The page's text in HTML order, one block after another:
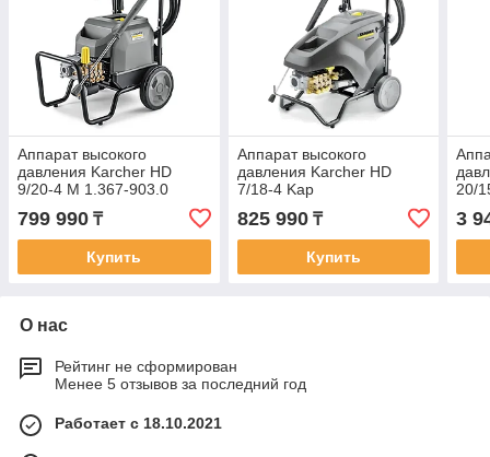
Аппарат высокого
давления Karcher HD
9/20-4 M 1.367-903.0
799 990 ₸
Купить
Аппарат высокого
давления Karcher HD
7/18-4 Kap
825 990₸
Купить
20/
3
О нас
Рейтинг не сформирован
Менее 5 отзывов за последний год
Работает с 18.10.2021